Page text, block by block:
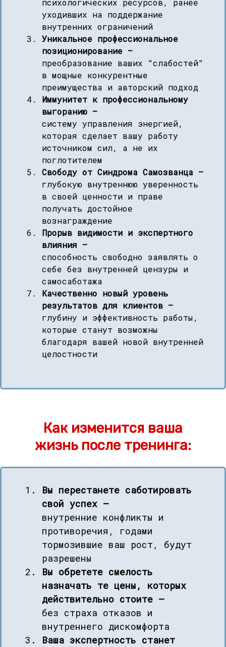
психологических ресурсов, ранее
уходивших на поддержание
внутренних ограничений
Уникальное профессиональное
позиционирование —
преобразование ваших "слабостей"
в мощные конкурентные
преимущества и авторский подход
Иммунитет к профессиональному
выгоранию —
систему управления энергией,
которая сделает вашу работу
источником сил, а не их
поглотителем
Свободу от Синдрома Самозванца —
глубокую внутреннюю уверенность
в своей ценности и праве
получать достойное
вознаграждение
Прорыв видимости и экспертного
влияния —
способность свободно заявлять о
себе без внутренней цензуры и
самосаботажа
Качественно новый уровень
результатов для клиентов —
глубину и эффективность работы,
которые станут возможны
благодаря вашей новой внутренней
целостности
Как изменится ваша
жизнь после тренинга:
Вы перестанете саботировать
свой успех —
внутренние конфликты и
противоречия, годами
тормозившие ваш рост, будут
разрешены
Вы обретете смелость
назначать те цены, которых
действительно стоите —
без страха отказов и
внутреннего дискомфорта
Ваша экспертность станет